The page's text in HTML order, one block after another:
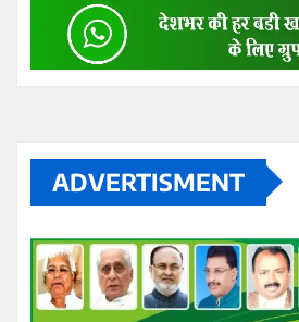
ADVERTISMENT